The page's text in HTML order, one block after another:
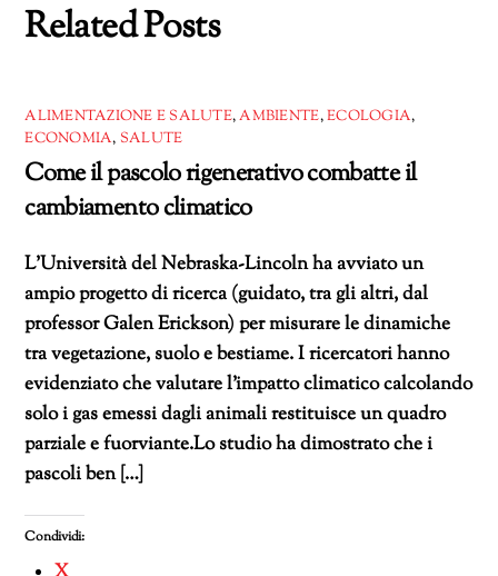
Related Posts
ALIMENTAZIONE E SALUTE,AMBIENTE,ECOLOGIA,
ECONOMIA, SALUTE
Come il pascolo rigenerativo combatte il
cambiamento climatico
L’Università del Nebraska-Lincoln ha avviato un
ampio progetto di ricerca (guidato, tra gli altri, dal
professor Galen Erickson) per misurare le dinamiche
tra vegetazione, suolo e bestiame. I ricercatori hanno
evidenziato che valutare l’impatto climatico calcolando
solo i gas emessi dagli animali restituisce un quadro
parziale e fuorviante.Lo studio ha dimostrato che i
pascoli ben […]
Condividi: